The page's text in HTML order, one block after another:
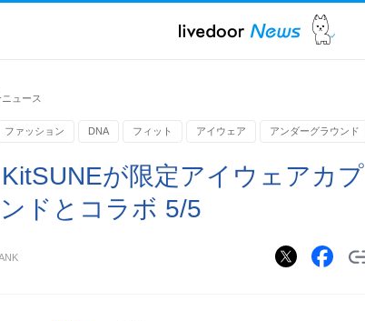
ュース
ファッション DNA フィット アイウェア アンダーグラウンド
KitSUNEが限定アイウェアカプ
ドとコラボ 5/5